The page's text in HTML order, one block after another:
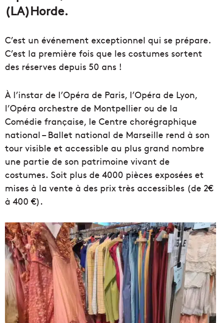
(LA)Horde.
C’est un événement exceptionnel qui se prépare.
C’est la première fois que les costumes sortent
des réserves depuis 50 ans !
À l’instar de l’Opéra de Paris, l’Opéra de Lyon,
l’Opéra orchestre de Montpellier ou de la
Comédie française, le Centre chorégraphique
national – Ballet national de Marseille rend à son
tour visible et accessible au plus grand nombre
une partie de son patrimoine vivant de
costumes. Soit plus de 4000 pièces exposées et
mises à la vente à des prix très accessibles (de 2€
à 400 €).